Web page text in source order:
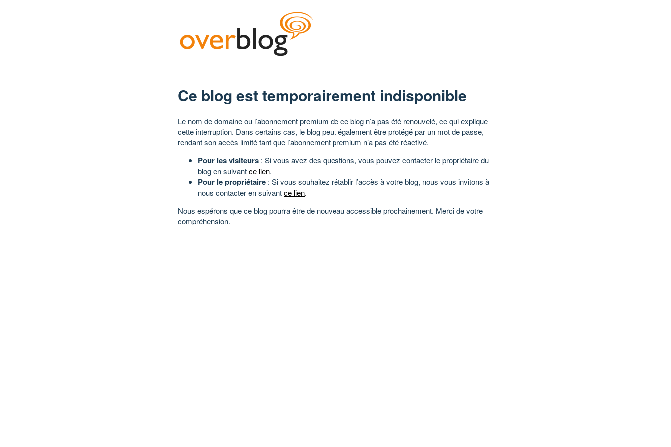
Ce blog est temporairement indisponible
Le nom de domaine ou l’abonnement premium de ce blog n’a pas été renouvelé, ce qui explique
cette interruption. Dans certains cas, le blog peut également être protégé par un mot de passe,
rendant son accès limité tant que l’abonnement premium n’a pas été réactivé.
Pour les visiteurs : Si vous avez des questions, vous pouvez contacter le propriétaire du
blog en suivantce lien.
Pour le propriétaire : Si vous souhaitez rétablir l’accès à votre blog, nous vous invitons à
nous contacter en suivantce lien.
Nous espérons que ce blog pourra être de nouveau accessible prochainement. Merci de votre
compréhension.